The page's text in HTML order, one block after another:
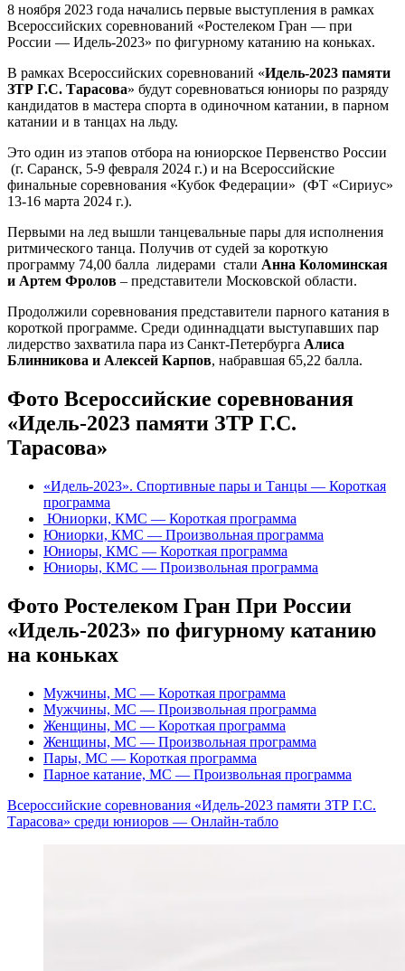
8 ноября 2023 года начались первые выступления в рамках
Всероссийских соревнований «Ростелеком Гран — при
России — Идель-2023» по фигурному катанию на коньках.
В рамках Всероссийских соревнований «Идель-2023 памяти
ЗТР Г.С. Тарасова» будут соревноваться юниоры по разряду
кандидатов в мастера спорта в одиночном катании, в парном
катании и в танцах на льду.
Это один из этапов отбора на юниорское Первенство России
(г. Саранск, 5-9 февраля 2024 г.) и на Всероссийские
финальные соревнования «Кубок Федерации» (ФТ «Сириус»
13-16 марта 2024 г.).
Первыми на лед вышли танцевальные пары для исполнения
ритмического танца. Получив от судей за короткую
программу 74,00 балла лидерами стали Анна Коломинская
и Артем Фролов – представители Московской области.
Продолжили соревнования представители парного катания в
короткой программе. Среди одиннадцати выступавших пар
лидерство захватила пара из Санкт-Петербурга Алиса
Блинникова и Алексей Карпов, набравшая 65,22 балла.
Фото Всероссийские соревнования
«Идель-2023 памяти ЗТР Г.С.
Тарасова»
«Идель-2023». Спортивные пары и Танцы — Короткая
программа
Юниоpки, КМС — Короткая программа
Юниоpки, КМС — Произвольная программа
Юниоpы, КМС — Короткая программа
Юниоpы, КМС — Произвольная программа
Фото Ростелеком Гран При России
«Идель-2023» по фигурному катанию
на коньках
Мужчины, МС — Короткая программа
Мужчины, МС — Произвольная программа
Женщины, МС — Короткая программа
Женщины, МС — Произвольная программа
Пары, МС — Короткая программа
Парное катание, МС — Произвольная программа
Всероссийские соревнования «Идель-2023 памяти ЗТР Г.С.
Тарасова» среди юниоров — Онлайн-табло